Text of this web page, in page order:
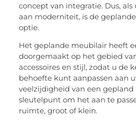
concept van integratie. Dus,
aan moderniteit, is de
optie.
Het geplande meubilair heeft
doorgemaakt op het gebied
accessoires en stijl, zodat u de
behoefte kunt aanpassen aan
veelzijdigheid van een gepland
sleutelpunt om het aan te
ruimte, groot of klein.